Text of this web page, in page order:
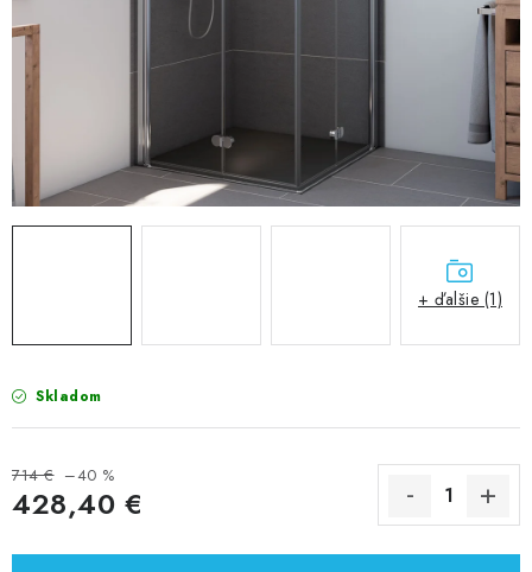
Doprava a Platby
Obchodné podmienky
Reklamačný poriadok
Ochrana osobných údajov GDPR
Kontakty
Predajňa Nitra
Formulár na vrátenie tovaru
Skladom
714 € –40 %
428,40 €
+ ďalšie (1)